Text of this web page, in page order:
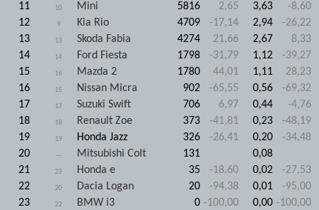
11
10 Mini 5816 2,65 3,63
-8,60
12
9 Kia Rio 4709 -17,14 2,94
-26,22
13
13 Skoda Fabia 4274 21,66 2,67
8,33
14
14 Ford Fiesta 1798 -31,79 1,12
-39,27
15
16 Mazda 2 1780 44,01 1,11
28,23
16
15 Nissan Micra 902 -65,55 0,56
-69,32
17
17 Suzuki Swift 706 6,97 0,44
-4,76
18
18 Renault Zoe 373 -41,81 0,23
-48,19
19
19 Honda Jazz 326 -26,41 0,20
-34,48
20
--- Mitsubishi Colt 131
0,08
21
23 Honda e 35 -18,60 0,02
-27,53
22
20 Dacia Logan 20 -94,38 0,01
-95,00
23
22 BMW i3 0 -100,00 0,00 -100,00